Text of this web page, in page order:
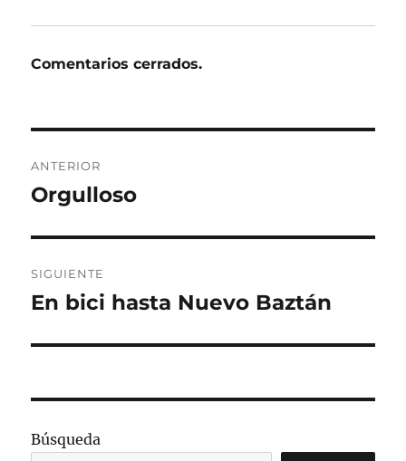
Comentarios cerrados.
de
ANTERIOR
Entrada
Orgulloso
SIGUIENTE
Entrada
En bici hasta Nuevo Baztán
Búsqueda